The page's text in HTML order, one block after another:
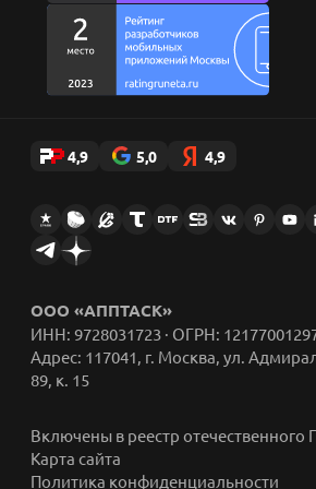
4,9 5,0 4,9
ООО «АППТАСК»
ИНН: 9728031723 · ОГРН:
Адрес: 117041, г. Москва, ул.
89, к. 15
Политика конфиденциальности
Карта сайта
Включены в реестр отечественного